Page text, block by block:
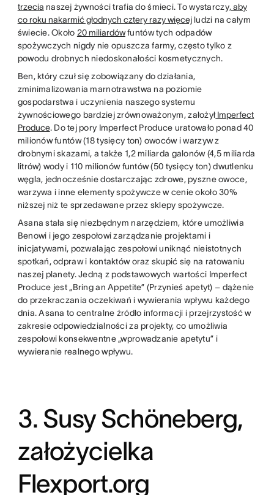
trzecia naszej żywności trafia do śmieci. To wystarczy, aby
co roku nakarmić głodnych cztery razy więcejludzi na całym
świecie. Około 20 miliardówfuntów tych odpadów
spożywczych nigdy nie opuszcza farmy, często tylko z
powodu drobnych niedoskonałości kosmetycznych.
Ben, który czuł się zobowiązany do działania,
zminimalizowania marnotrawstwa na poziomie
gospodarstwa i uczynienia naszego systemu
żywnościowego bardziej zrównoważonym, założyłImperfect
Produce. Do tej pory Imperfect Produce uratowało ponad 40
milionów funtów (18 tysięcy ton) owoców i warzyw z
drobnymi skazami, a także 1,2 miliarda galonów (4,5 miliarda
litrów) wody i 110 milionów funtów (50 tysięcy ton) dwutlenku
węgla, jednocześnie dostarczając zdrowe, pyszne owoce,
warzywa i inne elementy spożywcze w cenie około 30%
niższej niż te sprzedawane przez sklepy spożywcze.
Asana stała się niezbędnym narzędziem, które umożliwia
Benowi i jego zespołowi zarządzanie projektami i
inicjatywami, pozwalając zespołowi uniknąć nieistotnych
spotkań, odpraw i kontaktów oraz skupić się na ratowaniu
naszej planety. Jedną z podstawowych wartości Imperfect
Produce jest „Bring an Appetite” (Przynieś apetyt) – dążenie
do przekraczania oczekiwań i wywierania wpływu każdego
dnia. Asana to centralne źródło informacji i przejrzystość w
zakresie odpowiedzialności za projekty, co umożliwia
zespołowi konsekwentne „wprowadzanie apetytu” i
wywieranie realnego wpływu.
3. Susy Schöneberg,
założycielka
Flexport.org